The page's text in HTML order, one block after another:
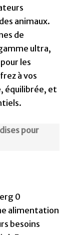
animaux.
de
ultra,
les
à vos
équilibrée, et
pour
alimentation
besoins